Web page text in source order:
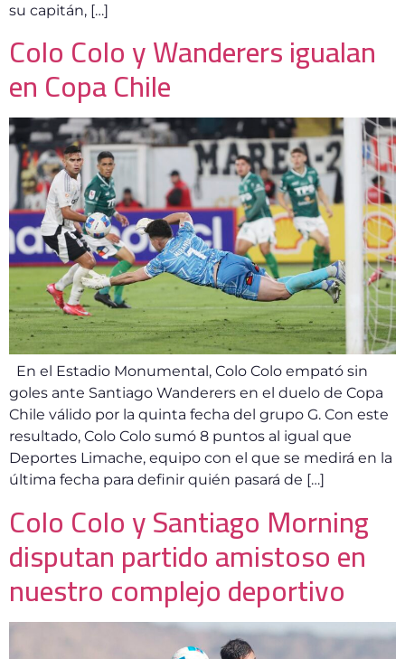
su capitán, […]
Colo Colo y Wanderers igualan
en Copa Chile
En el Estadio Monumental, Colo Colo empató sin
goles ante Santiago Wanderers en el duelo de Copa
Chile válido por la quinta fecha del grupo G. Con este
resultado, Colo Colo sumó 8 puntos al igual que
Deportes Limache, equipo con el que se medirá en la
última fecha para definir quién pasará de […]
Colo Colo y Santiago Morning
disputan partido amistoso en
nuestro complejo deportivo